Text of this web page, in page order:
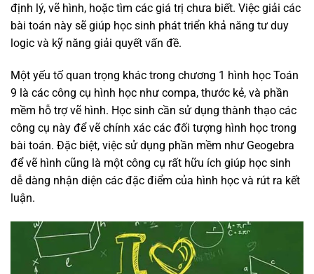
định lý, vẽ hình, hoặc tìm các giá trị chưa biết. Việc giải các
bài toán này sẽ giúp học sinh phát triển khả năng tư duy
logic và kỹ năng giải quyết vấn đề.
Một yếu tố quan trọng khác trong chương 1 hình học Toán
9 là các công cụ hình học như compa, thước kẻ, và phần
mềm hỗ trợ vẽ hình. Học sinh cần sử dụng thành thạo các
công cụ này để vẽ chính xác các đối tượng hình học trong
bài toán. Đặc biệt, việc sử dụng phần mềm như Geogebra
để vẽ hình cũng là một công cụ rất hữu ích giúp học sinh
dễ dàng nhận diện các đặc điểm của hình học và rút ra kết
luận.